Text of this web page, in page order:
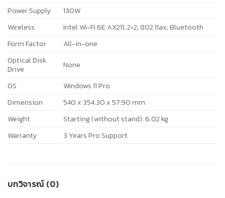
Power Supply
130W
Wireless
Intel Wi-Fi 6E AX211; 2×2; 802.11ax; Bluetooth
Form Factor
All-in-one
Optical Disk
Drive
None
OS
Windows 11 Pro
Dimension
540 x 354.30 x 57.90 mm
Weight
Starting (without stand): 6.02 kg
Warranty
3 Years Pro Support
บทวิจารณ์ (0)